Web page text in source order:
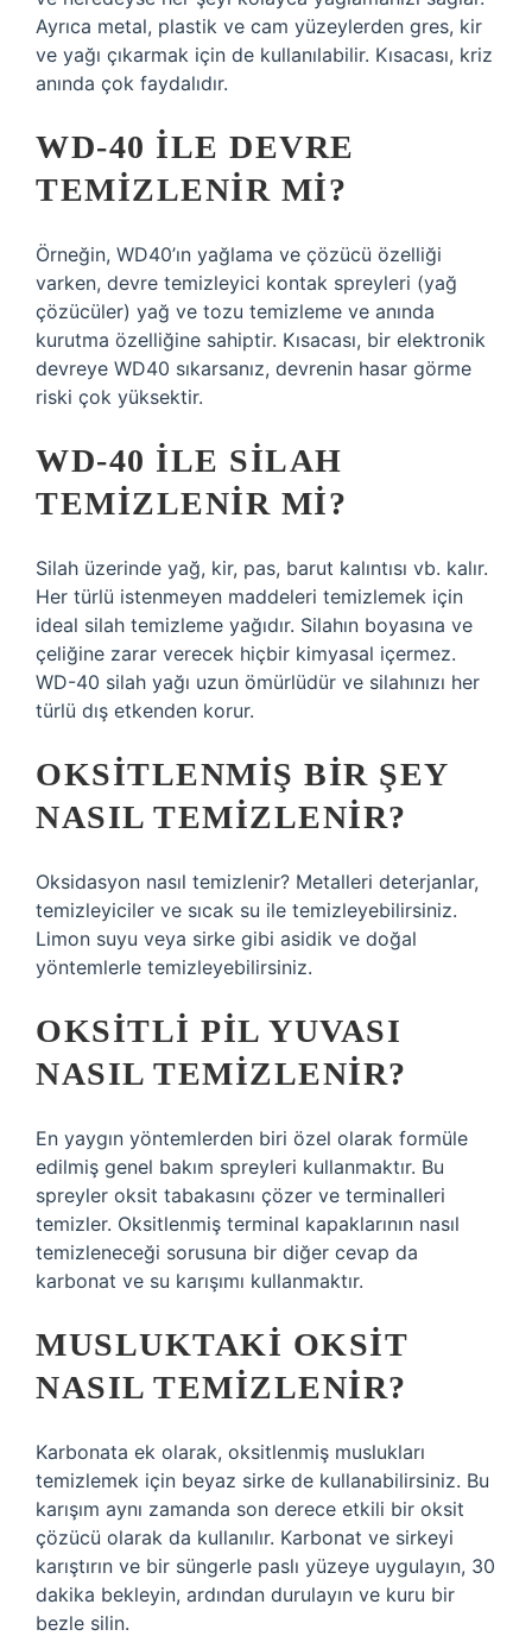
Ayrıca metal, plastik ve cam yüzeylerden gres, kir
ve yağı çıkarmak için de kullanılabilir. Kısacası, kriz
anında çok faydalıdır.
WD-40 ILE DEVRE
TEMIZLENIR MI?
Örneğin, WD40’ın yağlama ve çözücü özelliği
varken, devre temizleyici kontak spreyleri (yağ
çözücüler) yağ ve tozu temizleme ve anında
kurutma özelliğine sahiptir. Kısacası, bir elektronik
devreye WD40 sıkarsanız, devrenin hasar görme
riski çok yüksektir.
WD-40 ILE SILAH
TEMIZLENIR MI?
Silah üzerinde yağ, kir, pas, barut kalıntısı vb. kalır.
Her türlü istenmeyen maddeleri temizlemek için
ideal silah temizleme yağıdır. Silahın boyasına ve
çeliğine zarar verecek hiçbir kimyasal içermez.
WD-40 silah yağı uzun ömürlüdür ve silahınızı her
türlü dış etkenden korur.
OKSITLENMIŞ BIR ŞEY
NASIL TEMIZLENIR?
Oksidasyon nasıl temizlenir? Metalleri deterjanlar,
temizleyiciler ve sıcak su ile temizleyebilirsiniz.
Limon suyu veya sirke gibi asidik ve doğal
yöntemlerle temizleyebilirsiniz.
OKSITLI PIL YUVASI
NASIL TEMIZLENIR?
En yaygın yöntemlerden biri özel olarak formüle
edilmiş genel bakım spreyleri kullanmaktır. Bu
spreyler oksit tabakasını çözer ve terminalleri
temizler. Oksitlenmiş terminal kapaklarının nasıl
temizleneceği sorusuna bir diğer cevap da
karbonat ve su karışımı kullanmaktır.
MUSLUKTAKI OKSIT
NASIL TEMIZLENIR?
Karbonata ek olarak, oksitlenmiş muslukları
temizlemek için beyaz sirke de kullanabilirsiniz. Bu
karışım aynı zamanda son derece etkili bir oksit
çözücü olarak da kullanılır. Karbonat ve sirkeyi
karıştırın ve bir süngerle paslı yüzeye uygulayın, 30
dakika bekleyin, ardından durulayın ve kuru bir
bezle silin.